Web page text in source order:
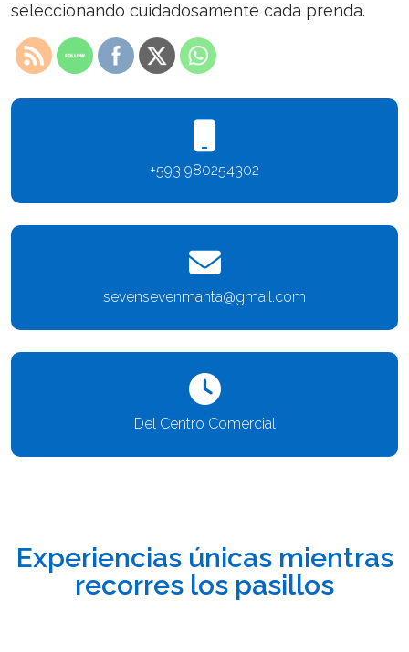
seleccionando cuidadosamente cada prenda.
+593 980254302
sevensevenmanta@gmail.com
Del Centro Comercial
Experiencias únicas mientras
recorres los pasillos